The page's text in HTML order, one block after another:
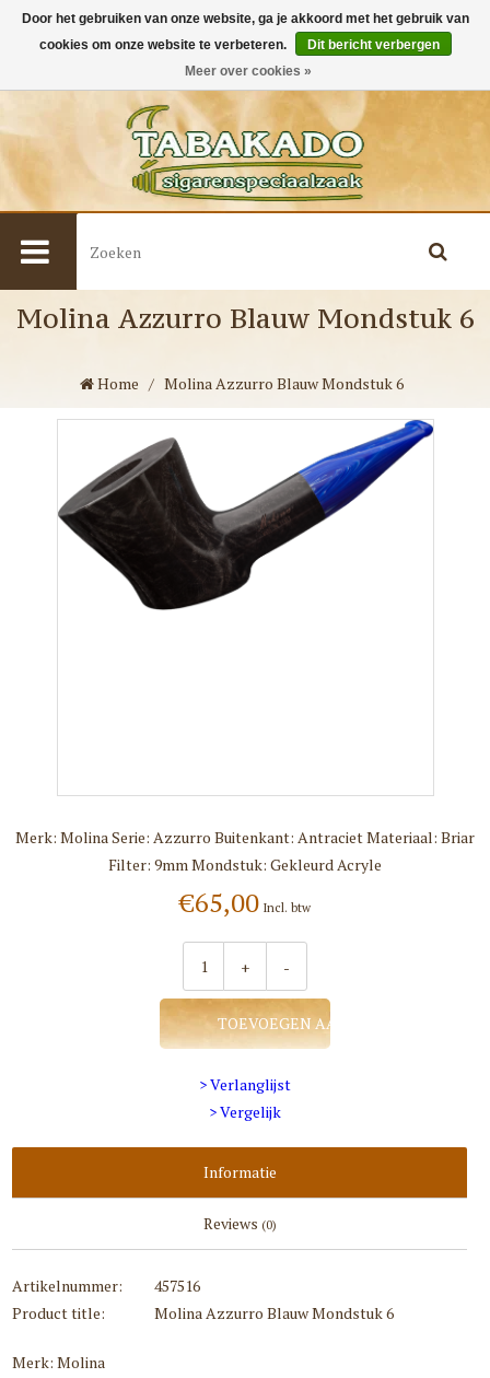
Molina Azzurro Blauw Mondstuk 6
Home / Molina Azzurro Blauw Mondstuk 6
Merk: Molina Serie: Azzurro Buitenkant: Antraciet Materiaal: Briar
Filter: 9mm Mondstuk: Gekleurd Acryle
€65,00 Incl. btw
+ -
TOEVOEGEN AAN WINKELWAGEN
> Verlanglijst
> Vergelijk
Informatie
Reviews (0)
Artikelnummer:
457516
Product title:
Molina Azzurro Blauw Mondstuk 6
Merk: Molina
Door het gebruiken van onze website, ga je akkoord met het gebruik van
cookies om onze website te verbeteren.
Dit bericht verbergen
Meer over cookies »